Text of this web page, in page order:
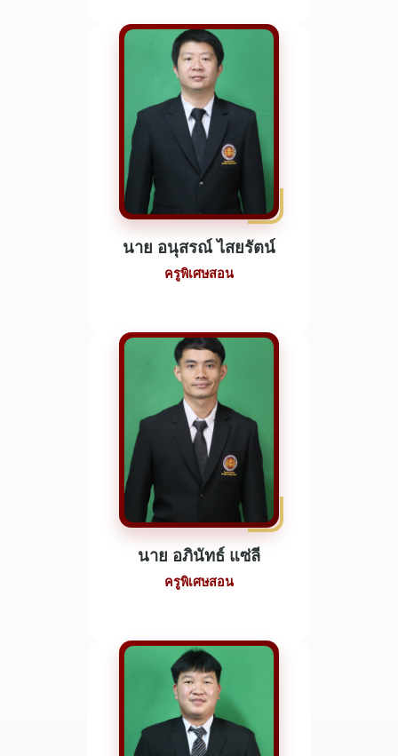
นาย อนุสรณ์ ไสยรัตน์
ครูพิเศษสอน
นาย อภินัทธ์ แซ่ลี
ครูพิเศษสอน